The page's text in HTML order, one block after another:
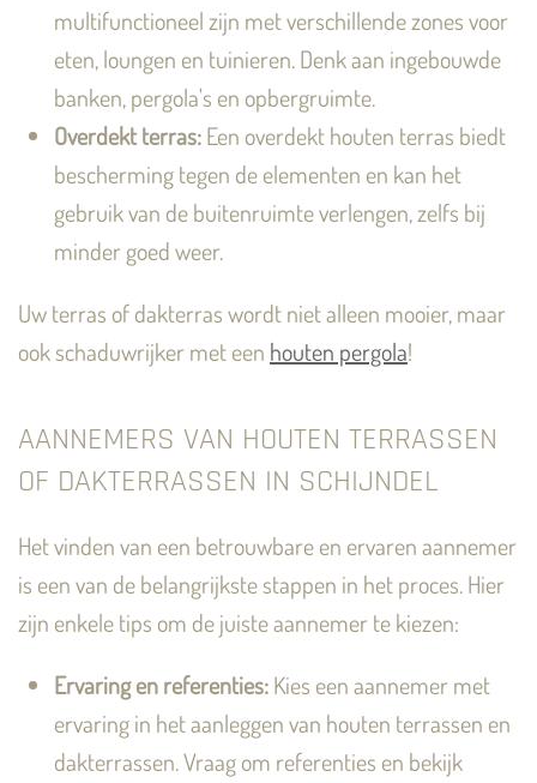
multifunctioneel zijn met verschillende zones voor
eten, loungen en tuinieren. Denk aan ingebouwde
banken, pergola's en opbergruimte.
Overdekt terras:Een overdekt houten terras biedt
bescherming tegen de elementen en kan het
gebruik van de buitenruimte verlengen, zelfs bij
minder goed weer.
Uw terras of dakterras wordt niet alleen mooier, maar
ook schaduwrijker met een houten pergola!
AANNEMERS VAN HOUTEN TERRASSEN
OF DAKTERRASSEN IN SCHIJNDEL
Het vinden van een betrouwbare en ervaren aannemer
is een van de belangrijkste stappen in het proces. Hier
zijn enkele tips om de juiste aannemer te kiezen:
Ervaring en referenties:Kies een aannemer met
ervaring in het aanleggen van houten terrassen en
dakterrassen. Vraag om referenties en bekijk